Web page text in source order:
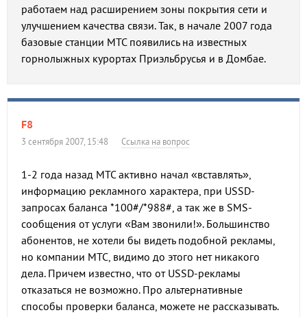
работаем над расширением зоны покрытия сети и
улучшением качества связи. Так, в начале 2007 года
базовые станции МТС появились на известных
горнолыжных курортах Приэльбрусья и в Домбае.
F8
3 сентября 2007, 15:48 Ссылка на вопрос
1-2 года назад МТС активно начал «вставлять»,
информацию рекламного характера, при USSD-
запросах баланса *100#/*988#, а так же в SMS-
сообщения от услуги «Вам звонили!». Большинство
абонентов, не хотели бы видеть подобной рекламы,
но компании МТС, видимо до этого нет никакого
дела. Причем известно, что от USSD-рекламы
отказаться не возможно. Про альтернативные
способы проверки баланса, можете не рассказывать.